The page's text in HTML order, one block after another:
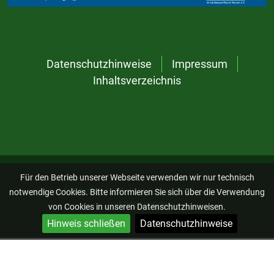
Für den Betrieb unserer Webseite verwenden wir nur technisch
notwendige Cookies. Bitte informieren Sie sich über die Verwendung
von Cookies in unseren Datenschutzhinweisen.
Hinweis schließen Datenschutzhinweise
Datenschutzhinweise
Impressum
Inhaltsverzeichnis
www.tus-frickhofen-1910.de, © Design 2023 - 2026 bydie-
webdesigner.de